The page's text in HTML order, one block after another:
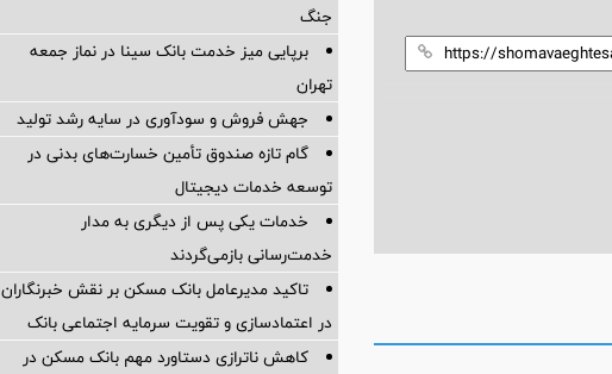
جنگ
برپایی میز خدمت بانک سینا در نماز جمعه
تهران
جهش فروش و سودآوری در سایه رشد تولید
گام تازه صندوق تأمین خسارت‌های بدنی در
توسعه خدمات دیجیتال
خدمات یکی پس از دیگری به مدار
خدمت‌رسانی بازمی‌گردند
تاکید مدیرعامل بانک مسکن بر نقش خبرنگاران
در اعتمادسازی و تقویت سرمایه اجتماعی بانک
کاهش ناترازی دستاورد مهم بانک مسکن در